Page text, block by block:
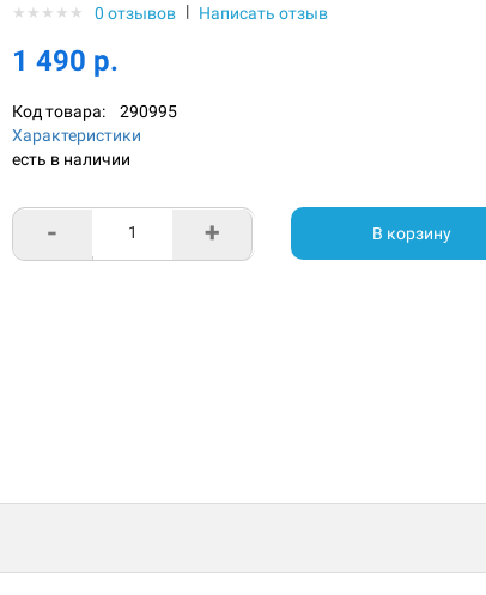
★ ★ ★ ★ ★ 0 отзывов | Написать отзыв
1 490 р.
Код товара: 290995
Характеристики
есть в наличии
- + В корзину